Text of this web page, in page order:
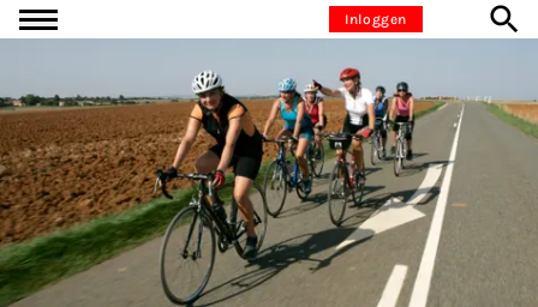
Ga naar inhoudInloggen